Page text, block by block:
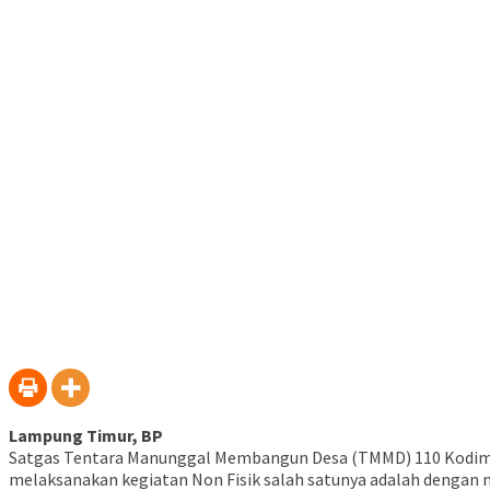
Lampung Timur, BP
Satgas Tentara Manunggal Membangun Desa (TMMD) 110
melaksanakan kegiatan Non Fisik salah satunya adalah dengan